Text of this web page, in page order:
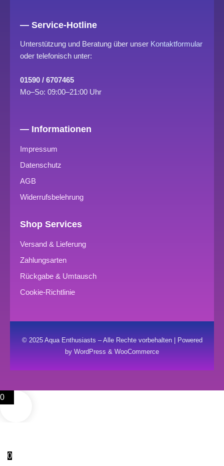
— Service-Hotline
Unterstützung und Beratung über unser Kontaktformular
oder telefonisch unter:
01590 / 6707465
Mo–So: 09:00–21:00 Uhr
— Informationen
Impressum
Datenschutz
AGB
Widerrufsbelehrung
Shop Services
Versand & Lieferung
Zahlungsarten
Rückgabe & Umtausch
Cookie-Richtlinie
© 2025 Aqua Enthusiasts – Alle Rechte vorbehalten | Powered
by WordPress & WooCommerce
0
0